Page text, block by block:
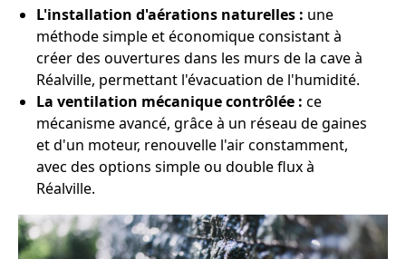
L'installation d'aérations naturelles : une
méthode simple et économique consistant à
créer des ouvertures dans les murs de la cave à
Réalville, permettant l'évacuation de l'humidité.
La ventilation mécanique contrôlée : ce
mécanisme avancé, grâce à un réseau de gaines
et d'un moteur, renouvelle l'air constamment,
avec des options simple ou double flux à
Réalville.